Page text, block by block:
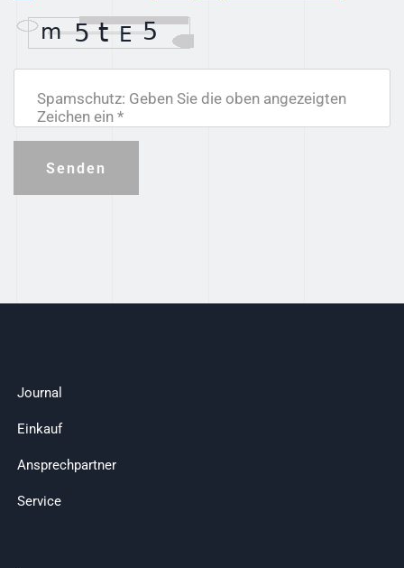
Spamschutz: Geben Sie die oben angezeigten
Zeichen ein *
Senden
Journal
Einkauf
Ansprechpartner
Service